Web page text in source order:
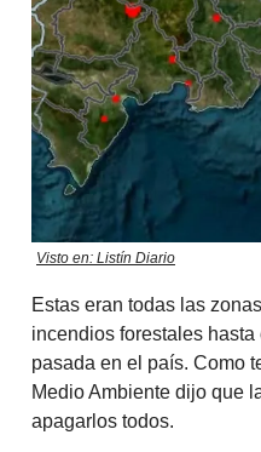
Visto en: Listín Diario
Estas eran todas las
incendios forestales
pasada en el país. Como
Medio Ambiente dijo que
apagarlos todos.